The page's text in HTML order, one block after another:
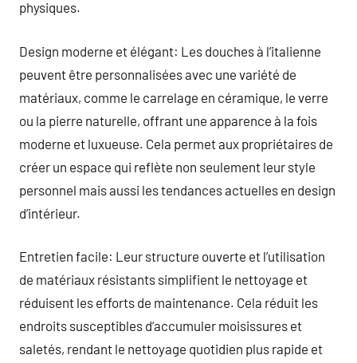
physiques.
Design moderne et élégant: Les douches à l’italienne
peuvent être personnalisées avec une variété de
matériaux, comme le carrelage en céramique, le verre
ou la pierre naturelle, offrant une apparence à la fois
moderne et luxueuse. Cela permet aux propriétaires de
créer un espace qui reflète non seulement leur style
personnel mais aussi les tendances actuelles en design
d’intérieur.
Entretien facile: Leur structure ouverte et l’utilisation
de matériaux résistants simplifient le nettoyage et
réduisent les efforts de maintenance. Cela réduit les
endroits susceptibles d’accumuler moisissures et
saletés, rendant le nettoyage quotidien plus rapide et